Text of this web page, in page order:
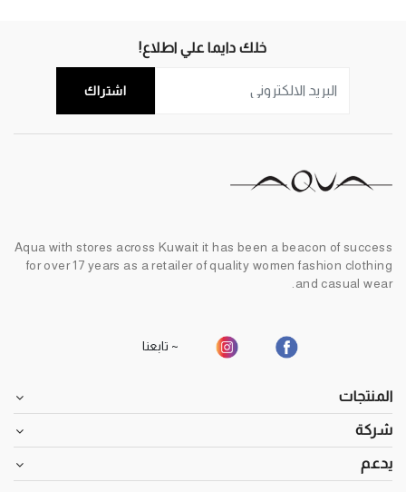
خلك دايما علي اطلاع!
اشتراك
Aqua with stores across Kuwait it has been a beacon of success
for over 17 years as a retailer of quality women fashion clothing
and casual wear.
~ تابعنا
المنتجات
شركة
يدعم